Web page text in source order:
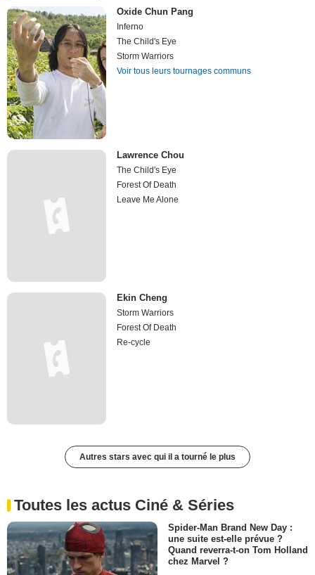
Oxide Chun Pang
Inferno
The Child's Eye
Storm Warriors
Voir tous leurs tournages communs
Lawrence Chou
The Child's Eye
Forest Of Death
Leave Me Alone
Ekin Cheng
Storm Warriors
Forest Of Death
Re-cycle
Autres stars avec qui il a tourné le plus
Toutes les actus Ciné & Séries
Spider-Man Brand New Day :
une suite est-elle prévue ?
Quand reverra-t-on Tom Holland
chez Marvel ?